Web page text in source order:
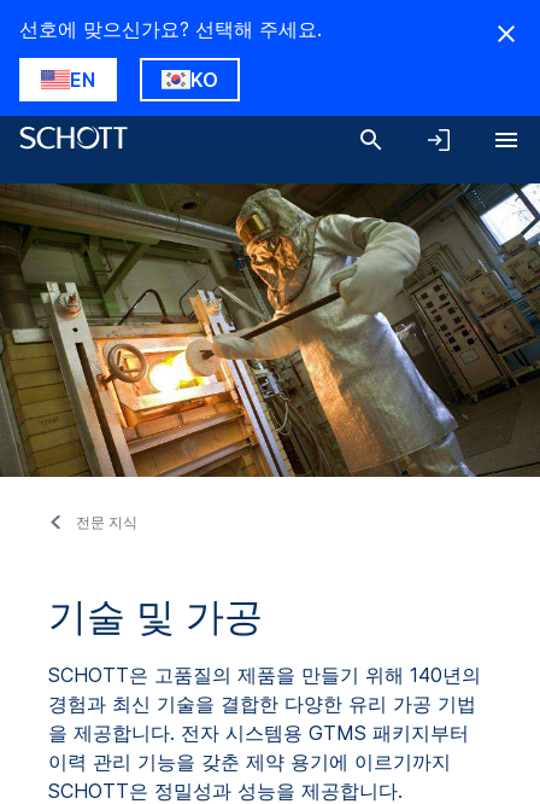
선호에 맞으신가요? 선택해 주세요.
EN KO
전문 지식
기술 및 가공
SCHOTT은 고품질의 제품을 만들기 위해 140년의
경험과 최신 기술을 결합한 다양한 유리 가공 기법
을 제공합니다. 전자 시스템용 GTMS 패키지부터
이력 관리 기능을 갖춘 제약 용기에 이르기까지
SCHOTT은 정밀성과 성능을 제공합니다.